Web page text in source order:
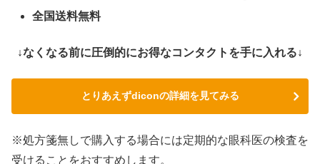
全国送料無料
↓なくなる前に圧倒的にお得なコンタクトを手に入れる↓
とりあえずdiconの詳細を見てみる
※処方箋無しで購入する場合には定期的な眼科医の検査を
受けることをおすすめします。